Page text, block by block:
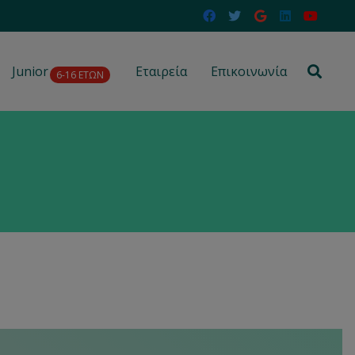
Junior 6-16 ΕΤΩΝ Εταιρεία Επικοινωνία